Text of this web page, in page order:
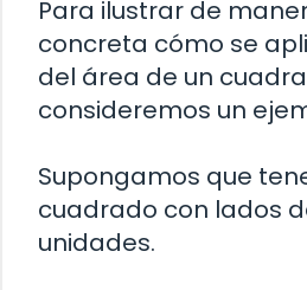
Para ilustrar de
concreta cómo se
del área de un
consideremos un
Supongamos que
cuadrado con lados
unidades.